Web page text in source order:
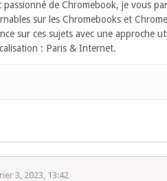
passionné de Chromebook, je vous
sur les Chromebooks et
sur ces sujets avec une approche
: Paris & Internet.
3, 2023, 13:42